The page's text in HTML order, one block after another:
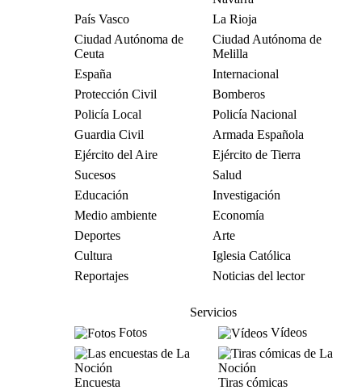
País Vasco
La Rioja
Ciudad Autónoma de
Ceuta
Ciudad Autónoma de
Melilla
España
Internacional
Protección Civil
Bomberos
Policía Local
Policía Nacional
Guardia Civil
Armada Española
Ejército del Aire
Ejército de Tierra
Sucesos
Salud
Educación
Investigación
Medio ambiente
Economía
Deportes
Arte
Cultura
Iglesia Católica
Reportajes
Noticias del lector
Servicios
Fotos
Vídeos
Encuesta Tiras cómicas